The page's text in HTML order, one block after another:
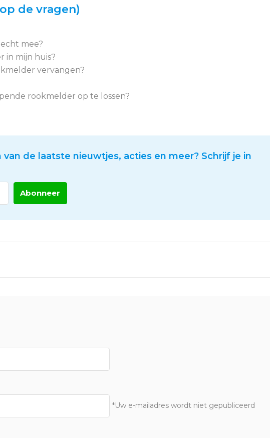
de vragen)
mee?
in mijn huis?
vervangen?
rookmelder op te lossen?
de laatste nieuwtjes, acties en meer? Schrijf je in
Abonneer
*Uw e-mailadres wordt niet gepubliceerd